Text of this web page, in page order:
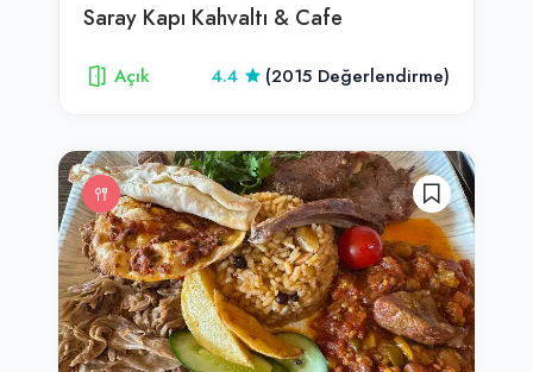
Saray Kapı Kahvaltı & Cafe
Açık 4.4 (2015 Değerlendirme)